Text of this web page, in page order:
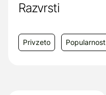
Razvrsti
Privzeto Popularnost